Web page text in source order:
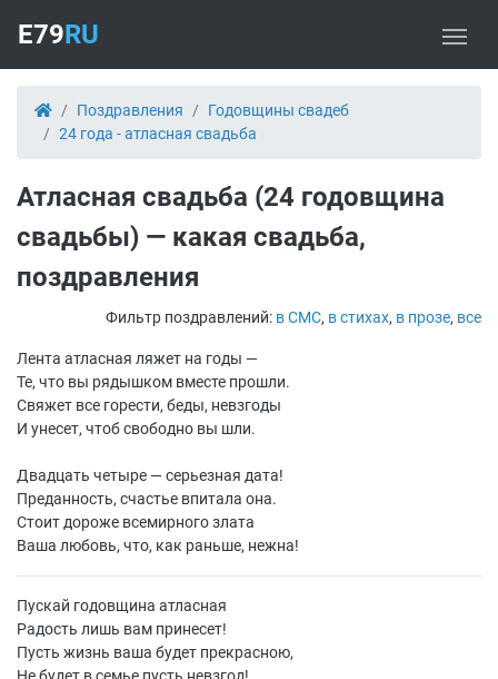
E79RU
Поздравления
Годовщины свадеб
24 года - атласная свадьба
Атласная свадьба (24 годовщина
свадьбы) — какая свадьба,
поздравления
Фильтр поздравлений: в СМС, в стихах, в прозе, все
Лента атласная ляжет на годы —
Те, что вы рядышком вместе прошли.
Свяжет все горести, беды, невзгоды
И унесет, чтоб свободно вы шли.
Двадцать четыре — серьезная дата!
Преданность, счастье впитала она.
Стоит дороже всемирного злата
Ваша любовь, что, как раньше, нежна!
Пускай годовщина атласная
Радость лишь вам принесет!
Пусть жизнь ваша будет прекрасною,